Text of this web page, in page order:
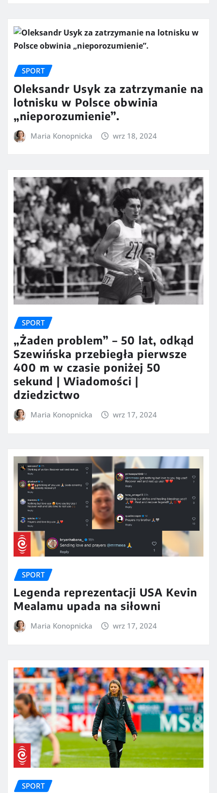
SPORT
Oleksandr Usyk za zatrzymanie na
lotnisku w Polsce obwinia
„nieporozumienie”.
Maria Konopnicka wrz 18, 2024
SPORT
„Żaden problem” – 50 lat, odkąd
Szewińska przebiegła pierwsze
400 m w czasie poniżej 50
sekund | Wiadomości |
dziedzictwo
Maria Konopnicka wrz 17, 2024
SPORT
Legenda reprezentacji USA Kevin
Mealamu upada na siłowni
Maria Konopnicka wrz 17, 2024
SPORT